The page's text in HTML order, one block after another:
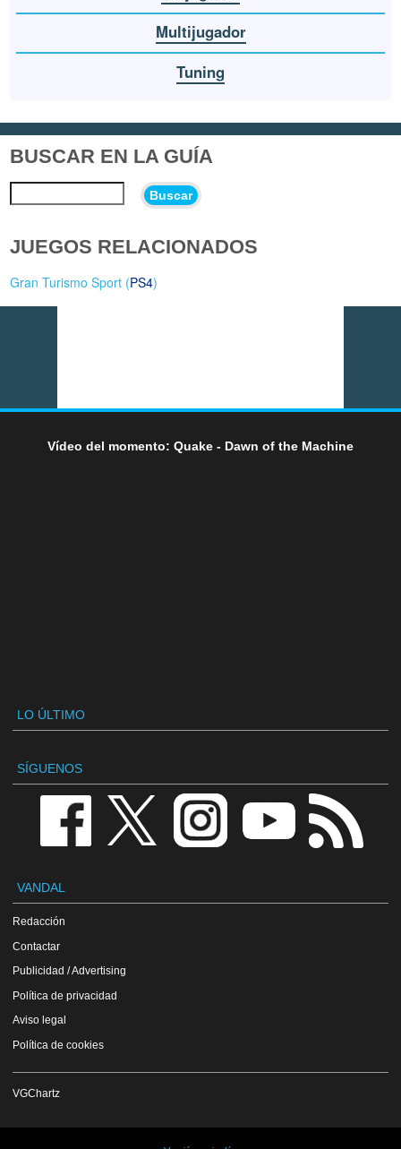
Multijugador
Tuning
BUSCAR EN LA GUÍA
Buscar
JUEGOS RELACIONADOS
Gran Turismo Sport (PS4)
Vídeo del momento: Quake - Dawn of the Machine
LO ÚLTIMO
SÍGUENOS
VANDAL
Redacción
Contactar
Publicidad / Advertising
Política de privacidad
Aviso legal
Política de cookies
VGChartz